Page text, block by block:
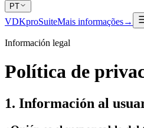
PT
VDKproSuiteMais informações→
Información legal
Política de
1. Información al